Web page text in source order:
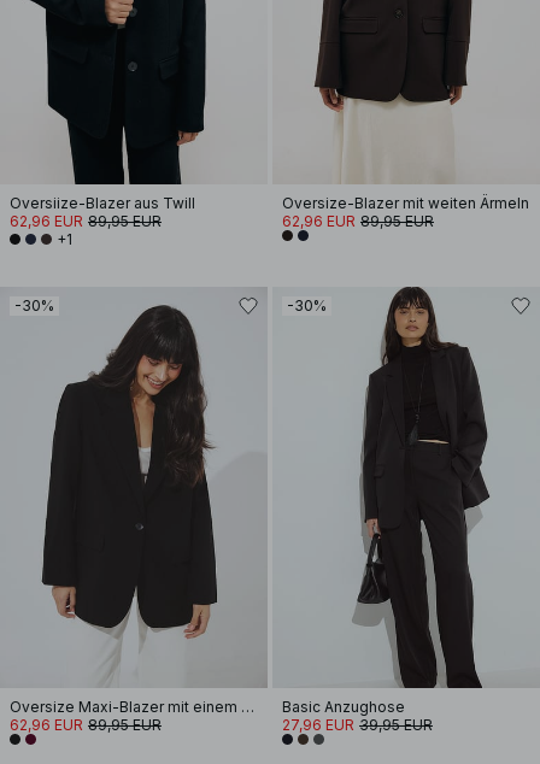
Oversiize-Blazer aus Twill
62,96 EUR 89,95 EUR
+1
Oversize-Blazer mit weiten Ärmeln
62,96 EUR 89,95 EUR
-30%
Oversize Maxi-Blazer mit einem Knopf
62,96 EUR 89,95 EUR
-30%
Basic Anzughose
27,96 EUR 39,95 EUR